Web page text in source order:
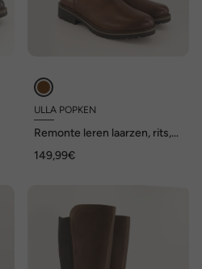
ULLA POPKEN
Remonte leren laarzen, rits,
149,99€